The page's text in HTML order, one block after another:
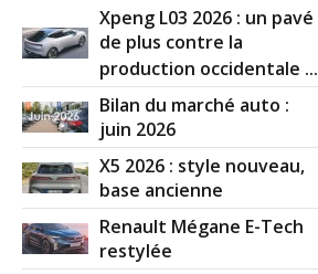
Xpeng L03 2026 : un pavé
de plus contre la
production occidentale ...
Bilan du marché auto :
juin 2026
X5 2026 : style nouveau,
base ancienne
Renault Mégane E-Tech
restylée